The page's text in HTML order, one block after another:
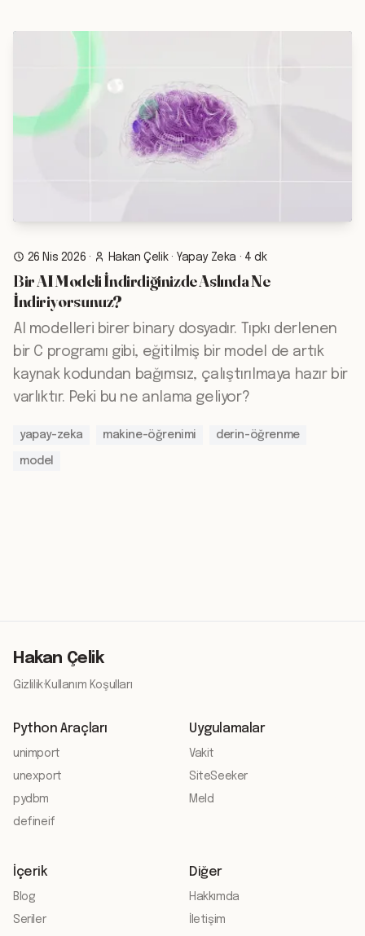
26 Nis 2026 · Hakan Çelik· Yapay Zeka · 4 dk
Bir AI Modeli İndirdiğinizde Aslında Ne
İndiriyorsunuz?
AI modelleri birer binary dosyadır. Tıpkı derlenen
bir C programı gibi, eğitilmiş bir model de artık
kaynak kodundan bağımsız, çalıştırılmaya hazır bir
varlıktır. Peki bu ne anlama geliyor?
yapay-zeka makine-öğrenimi derin-öğrenme
model
Hakan Çelik
Gizlilik·Kullanım Koşulları
Python Araçları
unimport
unexport
pydbm
defineif
Uygulamalar
Vakit
SiteSeeker
Meld
İçerik
Blog
Seriler
Diğer
Hakkımda
İletişim